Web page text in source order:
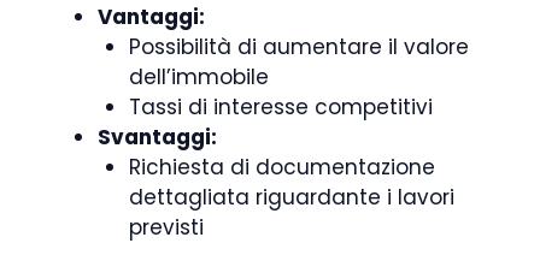
Vantaggi:
Possibilità di aumentare il valore
dell’immobile
Tassi di interesse competitivi
Svantaggi:
Richiesta di documentazione
dettagliata riguardante i lavori
previsti